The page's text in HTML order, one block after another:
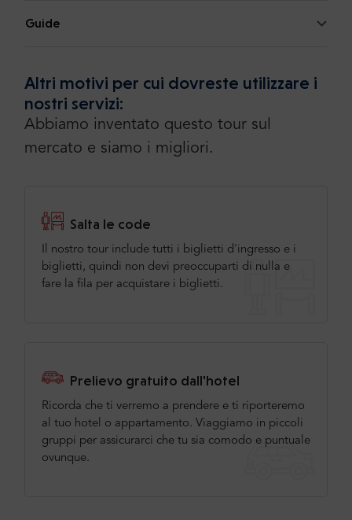
Guide
Altri motivi per cui dovreste utilizzare i
nostri servizi:
Abbiamo inventato questo tour sul
mercato e siamo i migliori.
Salta le code
Il nostro tour include tutti i biglietti d'ingresso e i
biglietti, quindi non devi preoccuparti di nulla e
fare la fila per acquistare i biglietti.
Prelievo gratuito dall'hotel
Ricorda che ti verremo a prendere e ti riporteremo
al tuo hotel o appartamento. Viaggiamo in piccoli
gruppi per assicurarci che tu sia comodo e puntuale
ovunque.